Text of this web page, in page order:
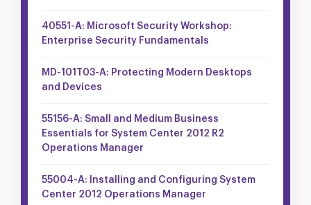
40551-A: Microsoft Security Workshop:
Enterprise Security Fundamentals
MD-101T03-A: Protecting Modern Desktops
and Devices
55156-A: Small and Medium Business
Essentials for System Center 2012 R2
Operations Manager
55004-A: Installing and Configuring System
Center 2012 Operations Manager